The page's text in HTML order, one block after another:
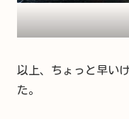
以上、ちょっと早
た。